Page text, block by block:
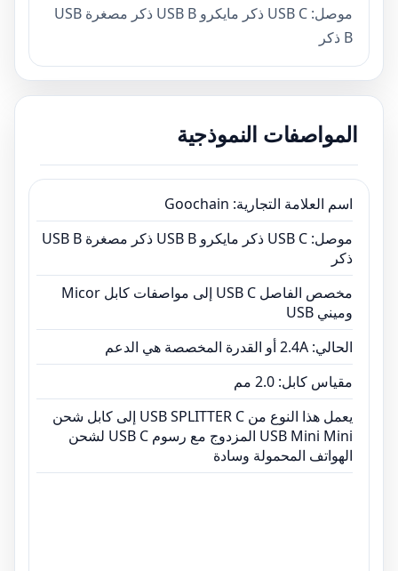
موصل: USB C ذكر مايكرو USB B ذكر مصغرة USB
B ذكر
مخصص الفاصل USB C إلى مواصفات كابل Micor
وميني USB
مقياس كابل: 2.0 مم
USB Mini Mini المزدوج مع رسوم USB C لشحن
الهواتف المحمولة وسادة
المواصفات النموذجية
اسم العلامة التجارية: Goochain
موصل: USB C ذكر مايكرو USB B ذكر مصغرة USB B
ذكر
مخصص الفاصل USB C إلى مواصفات كابل Micor
وميني USB
الحالي: 2.4A أو القدرة المخصصة هي الدعم
مقياس كابل: 2.0 مم
يعمل هذا النوع من USB SPLITTER C إلى كابل شحن
USB Mini Mini المزدوج مع رسوم USB C لشحن
الهواتف المحمولة وسادة